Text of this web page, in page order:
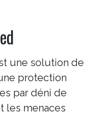
une solution de
protection
par déni de
les menaces